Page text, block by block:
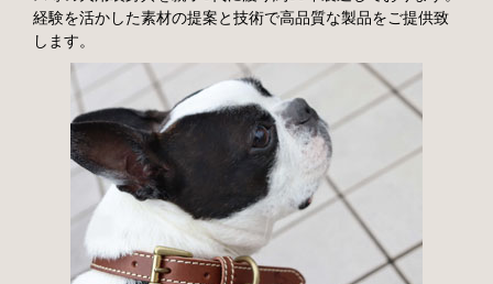
経験を活かした素材の提案と技術で高品質な製品をご提供致
します。